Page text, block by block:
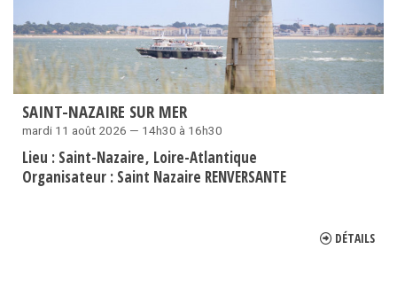
SAINT-NAZAIRE SUR MER
mardi 11 août 2026 — 14h30 à 16h30
Lieu : Saint-Nazaire Loire-Atlantique
Organisateur : Saint Nazaire RENVERSANTE
DÉTAILS